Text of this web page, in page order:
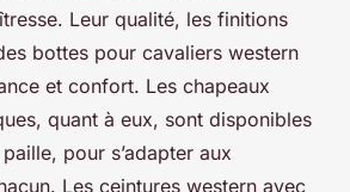
Leur qualité, les finitions
bottes pour cavaliers western
et confort. Les chapeaux
quant à eux, sont disponibles
pour s’adapter aux
Les ceintures western avec